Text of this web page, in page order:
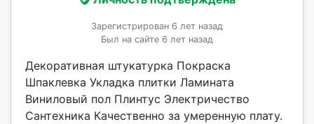
Зарегистрирован 6 лет назад
Был на сайте 6 лет назад
Декоративная штукатурка Покраска
Шпаклевка Укладка плитки Ламината
Виниловый пол Плинтус Электричество
Сантехника Качественно за умеренную плату.